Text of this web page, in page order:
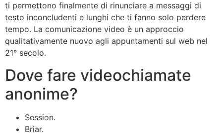
ti permettono finalmente di rinunciare a messaggi di
testo inconcludenti e lunghi che ti fanno solo perdere
tempo. La comunicazione video è un approccio
qualitativamente nuovo agli appuntamenti sul web nel
21° secolo.
Dove fare videochiamate
anonime?
Session.
Briar.